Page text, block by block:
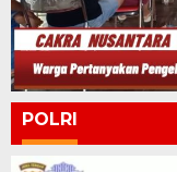
POLRI